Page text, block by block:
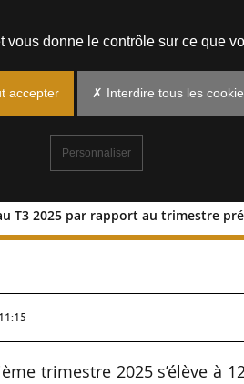
T3 2025 par rapport au trimestre
est stable au T3
trimestre 2025 s’élève à
vous donne le contrôle sur ce que
accepter ✗ Interdire tous les
Personnaliser